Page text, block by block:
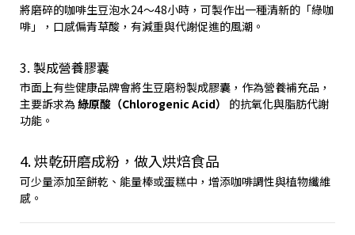
將磨碎的咖啡生豆泡水24～48小時，可製作出一種清新的「綠咖
啡」，口感偏青草酸，有減重與代謝促進的風潮。
3. 製成營養膠囊
市面上有些健康品牌會將生豆磨粉製成膠囊，作為營養補充品，
主要訴求為綠原酸（Chlorogenic Acid）
的抗氧化與脂肪代謝
功能。
4. 烘乾研磨成粉，做入烘焙食品
可少量添加至餅乾、能量棒或蛋糕中，增添咖啡調性與植物纖維
感。